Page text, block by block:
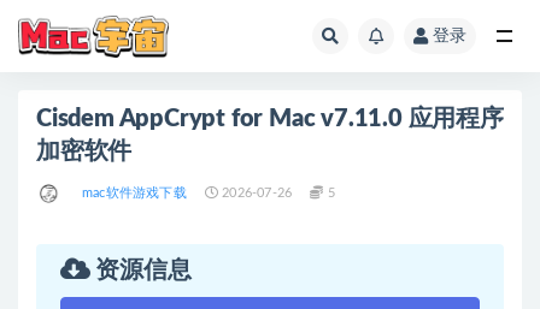
登录
Cisdem AppCrypt for Mac v7.11.0 应用程序
加密软件
mac软件游戏下载 2026-07-26 5
资源信息